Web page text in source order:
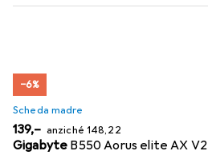
−6%
Scheda madre
EUR
139,– anziché EUR
148,22
Gigabyte B550 Aorus elite AX V2